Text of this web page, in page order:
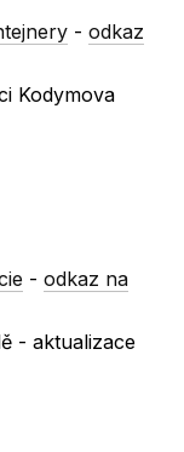
-odkaz
Kodymova
-odkaz na
- aktualizace